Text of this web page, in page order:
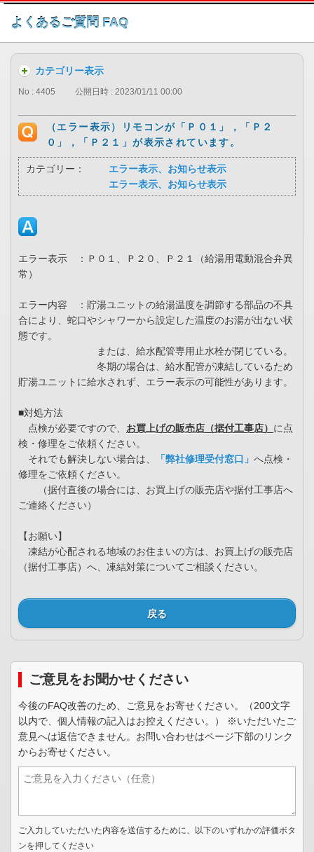
このページの本文へ
よくあるご質問 FAQ
カテゴリー表示
No : 4405 公開日時 : 2023/01/11 00:00
（エラー表示）リモコンが「Ｐ０１」，「Ｐ２
０」，「Ｐ２１」が表示されています。
カテゴリー：
エラー表示、お知らせ表示
エラー表示、お知らせ表示
エラー表示 ：Ｐ０１、Ｐ２０、Ｐ２１（給湯用電動混合弁異
常）
エラー内容 ：貯湯ユニットの給湯温度を調節する部品の不具
合により、蛇口やシャワーから設定した温度のお湯が出ない状
態です。
または、給水配管専用止水栓が閉じている。
冬期の場合は、給水配管が凍結しているため
貯湯ユニットに給水されず、エラー表示の可能性があります。
■対処方法
点検が必要ですので、 お買上げの販売店（据付工事店） に点
検・修理をご依頼ください。
それでも解決しない場合は、
「弊社修理受付窓口」 へ点検・
修理をご依頼ください。
（据付直後の場合には、お買上げの販売店や据付工事店へ
ご連絡ください）
【お願い】
凍結が心配される地域のお住まいの方は、お買上げの販売店
（据付工事店）へ、凍結対策についてご相談ください。
戻る
ご意見をお聞かせください
今後のFAQ改善のため、ご意見をお寄せください。（200文字
以内で、個人情報の記入はお控えください。） ※いただいたご
意見へは返信できません。お問い合わせはページ下部のリンク
からお寄せください。
ご入力していただいた内容を送信するために、以下のいずれかの評価ボタ
ンを押してください